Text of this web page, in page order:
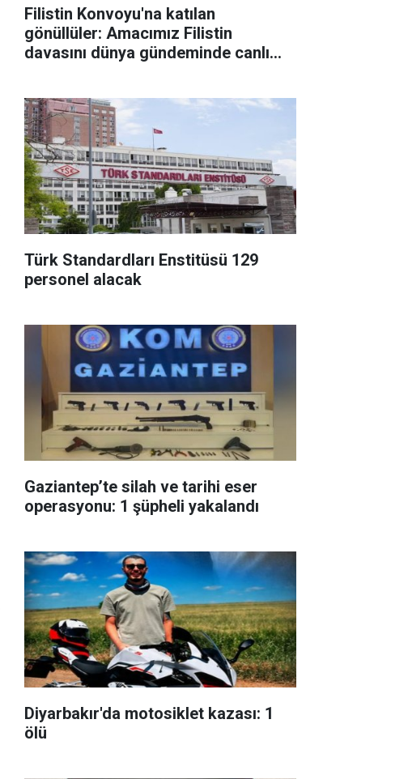
Filistin Konvoyu'na katılan
gönüllüler: Amacımız Filistin
davasını dünya gündeminde canlı
Türk Standardları Enstitüsü 129
personel alacak
Gaziantep’te silah ve tarihi eser
operasyonu: 1 şüpheli yakalandı
Diyarbakır'da motosiklet kazası: 1
ölü